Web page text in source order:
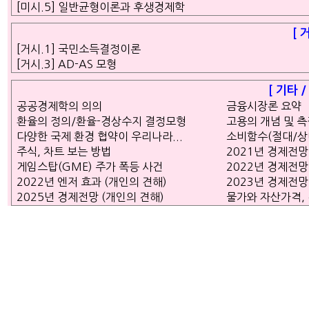
[미시.5] 일반균형이론과 후생경제학
[
[거시.1] 국민소득결정이론
[거시.3] AD-AS 모형
[ 기타
공공경제학의 의의
금융시장론 요약
환율의 정의/환율-경상수지 결정모형
고용의 개념 및
다양한 국제 환경 협약이 우리나라...
소비함수(절대/
주식, 차트 보는 방법
2021년 경제전
게임스탑(GME) 주가 폭등 사건
2022년 경제전
2022년 엔저 효과 (개인의 견해)
2023년 경제전
2025년 경제전망 (개인의 견해)
물가와 자산가격,